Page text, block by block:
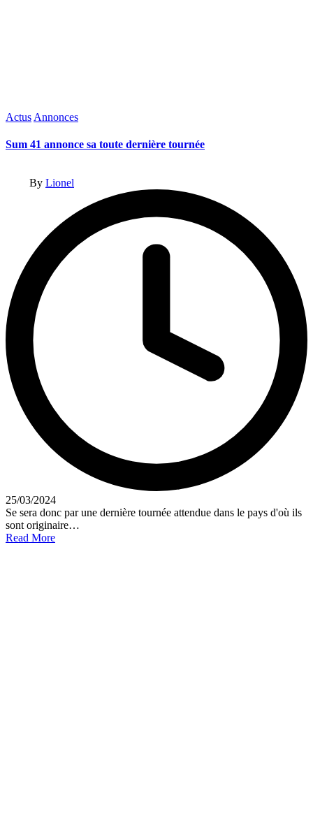
Posted
Actus Annonces
Sum 41 annonce sa toute dernière tournée
By Lionel
25/03/2024
Se sera donc par une dernière tournée attendue dans le pays d'où ils
sont originaire…
Read More